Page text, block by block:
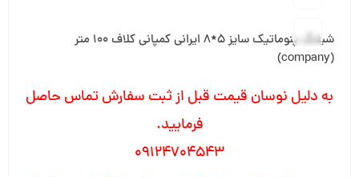
شیلنگ پنوماتیک سایز 5*8 ایرانی کمپانی کلاف 100 متر
(company)
به دلیل نوسان قیمت قبل از ثبت سفارش تماس حاصل
فرمایید.
09124704543